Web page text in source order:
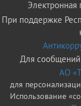
Электронная
При поддержке
Для
АО
для
Использование